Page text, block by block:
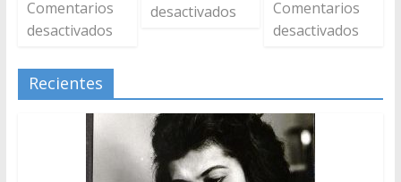
Comentarios
desactivados
desactivados
Comentarios
desactivados
Recientes